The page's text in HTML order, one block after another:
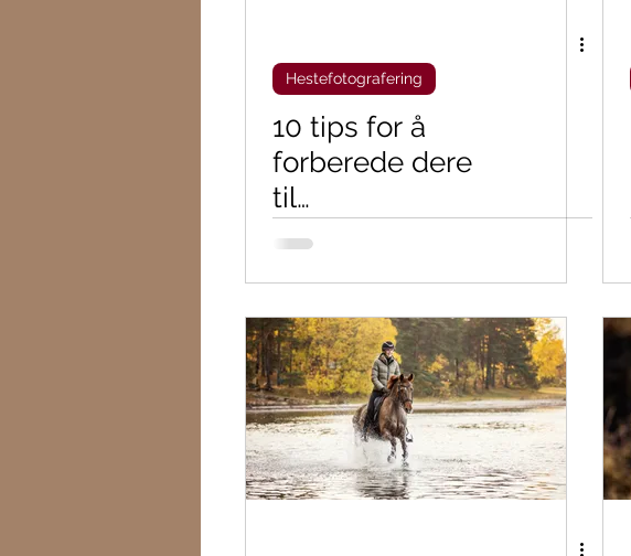
Hestefotografering
10 tips for å
forberede dere
til
hestefotograferi